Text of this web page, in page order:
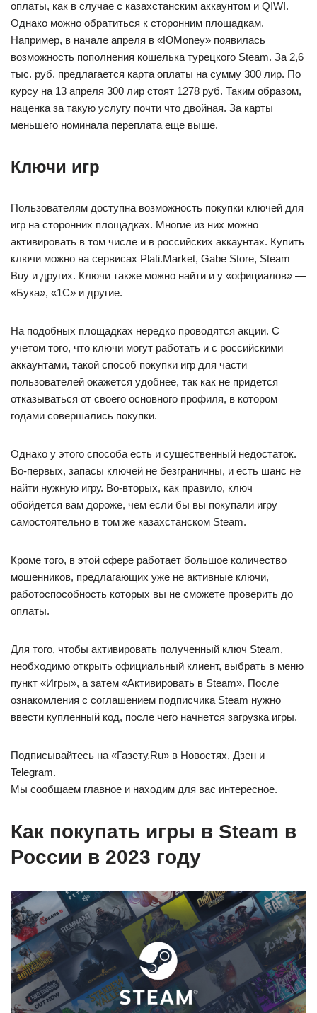
оплаты, как в случае с казахстанским аккаунтом и QIWI.
Однако можно обратиться к сторонним площадкам.
Например, в начале апреля в «ЮMoney» появилась
возможность пополнения кошелька турецкого Steam. За 2,6
тыс. руб. предлагается карта оплаты на сумму 300 лир. По
курсу на 13 апреля 300 лир стоят 1278 руб. Таким образом,
наценка за такую услугу почти что двойная. За карты
меньшего номинала переплата еще выше.
Ключи игр
Пользователям доступна возможность покупки ключей для
игр на сторонних площадках. Многие из них можно
активировать в том числе и в российских аккаунтах. Купить
ключи можно на сервисах Plati.Market, Gabe Store, Steam
Buy и других. Ключи также можно найти и у «официалов» —
«Бука», «1С» и другие.
На подобных площадках нередко проводятся акции. С
учетом того, что ключи могут работать и с российскими
аккаунтами, такой способ покупки игр для части
пользователей окажется удобнее, так как не придется
отказываться от своего основного профиля, в котором
годами совершались покупки.
Однако у этого способа есть и существенный недостаток.
Во-первых, запасы ключей не безграничны, и есть шанс не
найти нужную игру. Во-вторых, как правило, ключ
обойдется вам дороже, чем если бы вы покупали игру
самостоятельно в том же казахстанском Steam.
Кроме того, в этой сфере работает большое количество
мошенников, предлагающих уже не активные ключи,
работоспособность которых вы не сможете проверить до
оплаты.
Для того, чтобы активировать полученный ключ Steam,
необходимо открыть официальный клиент, выбрать в меню
пункт «Игры», а затем «Активировать в Steam». После
ознакомления с соглашением подписчика Steam нужно
ввести купленный код, после чего начнется загрузка игры.
Подписывайтесь на «Газету.Ru» в Новостях, Дзен и
Telegram.
Мы сообщаем главное и находим для вас интересное.
Как покупать игры в Steam в
России в 2023 году